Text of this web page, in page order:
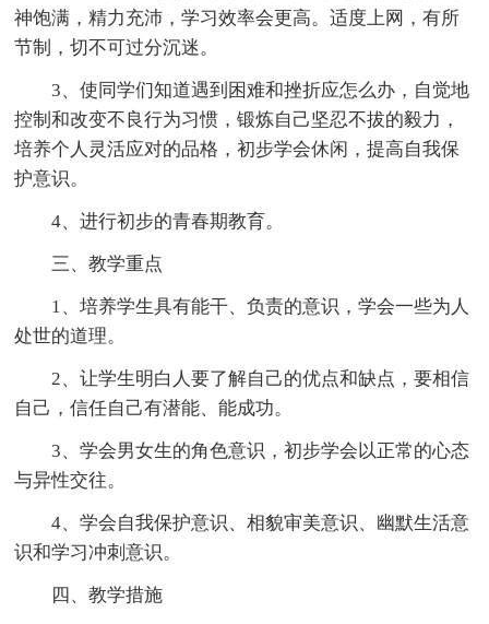
神饱满，精力充沛，学习效率会更高。适度上网，有所
节制，切不可过分沉迷。
3、使同学们知道遇到困难和挫折应怎么办，自觉地
控制和改变不良行为习惯，锻炼自己坚忍不拔的毅力，
培养个人灵活应对的品格，初步学会休闲，提高自我保
护意识。
4、进行初步的青春期教育。
三、教学重点
1、培养学生具有能干、负责的意识，学会一些为人
处世的道理。
2、让学生明白人要了解自己的优点和缺点，要相信
自己，信任自己有潜能、能成功。
3、学会男女生的角色意识，初步学会以正常的心态
与异性交往。
4、学会自我保护意识、相貌审美意识、幽默生活意
识和学习冲刺意识。
四、教学措施